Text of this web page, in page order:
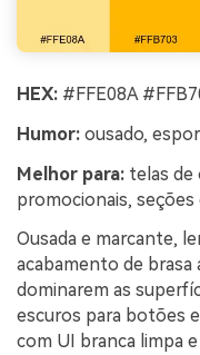
HEX: #FFE08A
Humor: ousado,
Melhor para: telas de
promocionais, seções
Ousada e marcante,
acabamento de
dominarem as
escuros para botões
com UI branca limpa